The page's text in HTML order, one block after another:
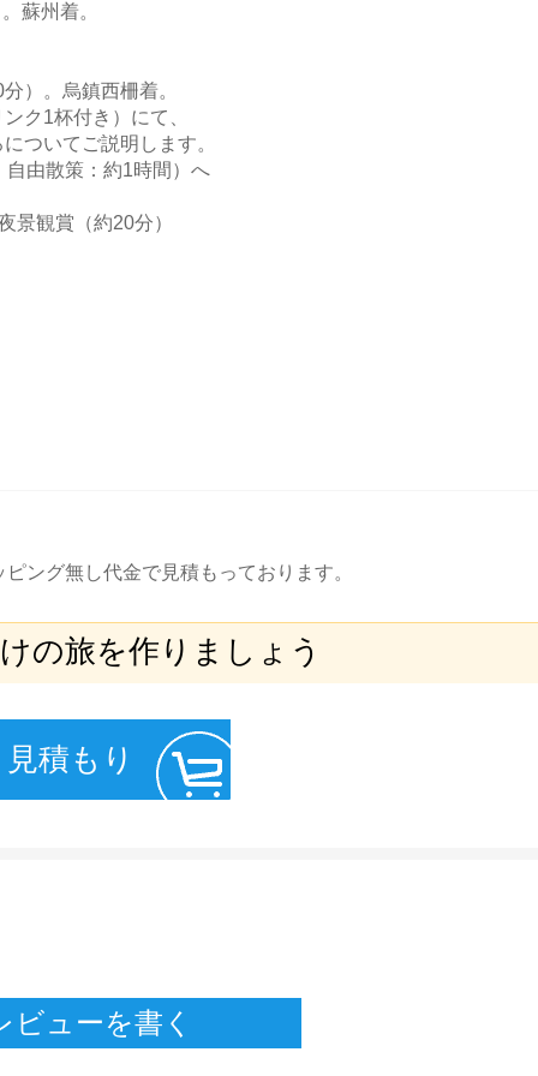
蘇州着。
）。烏鎮西柵着。
1杯付き）にて、
いてご説明します。
由散策：約1時間）へ
観賞（約20分）
ング無し代金で見積もっております。
の旅を作りましょう
見積もり
ビューを書く